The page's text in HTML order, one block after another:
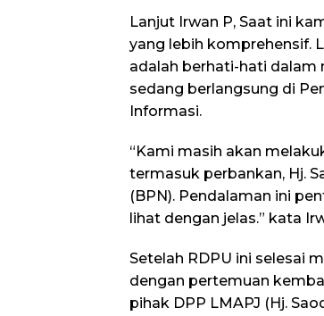
Lanjut Irwan P, Saat ini
yang lebih komprehensif.
adalah berhati-hati dalam
sedang berlangsung di
Informasi.
“Kami masih akan
termasuk perbankan, Hj.
(BPN). Pendalaman ini
lihat dengan jelas.” kata
Setelah RDPU ini selesai
dengan pertemuan
pihak DPP LMAPJ (Hj.